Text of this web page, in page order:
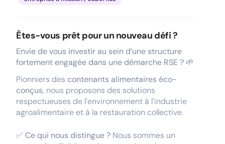
Êtes-vous prêt pour un nouveau défi ?
Envie de vous investir au sein d’une structure
fortement engagée dans une démarche RSE ? 🌱
Pionniers des contenants alimentaires éco-
conçus, nous proposons des solutions
respectueuses de l’environnement à l’industrie
agroalimentaire et à la restauration collective.
✅ Ce qui nous distingue ? Nous sommes un